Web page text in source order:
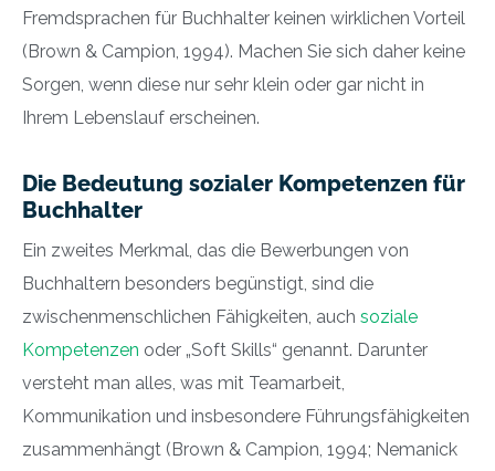
Fremdsprachen für Buchhalter keinen wirklichen Vorteil
(Brown & Campion, 1994). Machen Sie sich daher keine
Sorgen, wenn diese nur sehr klein oder gar nicht in
Ihrem Lebenslauf erscheinen.
Die Bedeutung sozialer Kompetenzen für
Buchhalter
Ein zweites Merkmal, das die Bewerbungen von
Buchhaltern besonders begünstigt, sind die
zwischenmenschlichen Fähigkeiten, auch soziale
Kompetenzen oder „Soft Skills“ genannt. Darunter
versteht man alles, was mit Teamarbeit,
Kommunikation und insbesondere Führungsfähigkeiten
zusammenhängt (Brown & Campion, 1994; Nemanick